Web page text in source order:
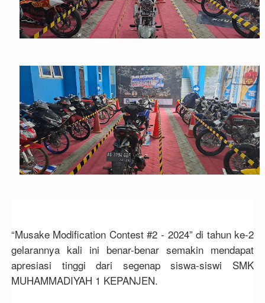
“Musake Modification Contest #2 - 2024” di tahun ke-2
gelarannya kali ini benar-benar semakin mendapat
apresiasi tinggi dari segenap siswa-siswi SMK
MUHAMMADIYAH 1 KEPANJEN.